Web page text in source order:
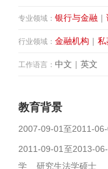
专业领域： 银行与金融 |
行业领域： 金融机构 | 私
工作语言： 中文 | 英文
教育背景
2007-09-01至2011-
2011-09-01至2013-
学 研究生法学硕士